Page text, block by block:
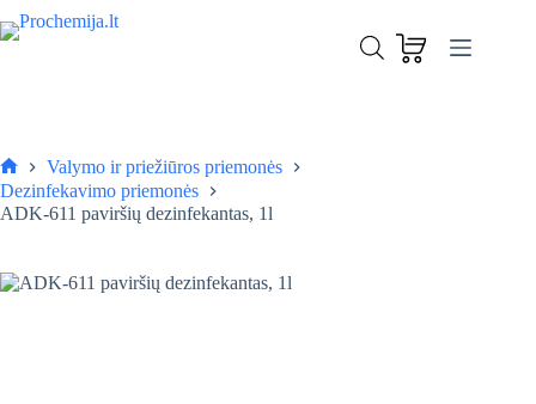
to
Į krepšelį
Pagrindinis
Valymo ir priežiūros priemonės
Dezinfekavimo priemonės
ADK-611 paviršių dezinfekantas, 1l